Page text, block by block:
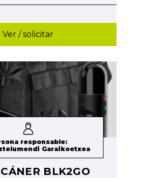
Ver / solicitar
responsable:
Garaikoetxea
BLK2GO